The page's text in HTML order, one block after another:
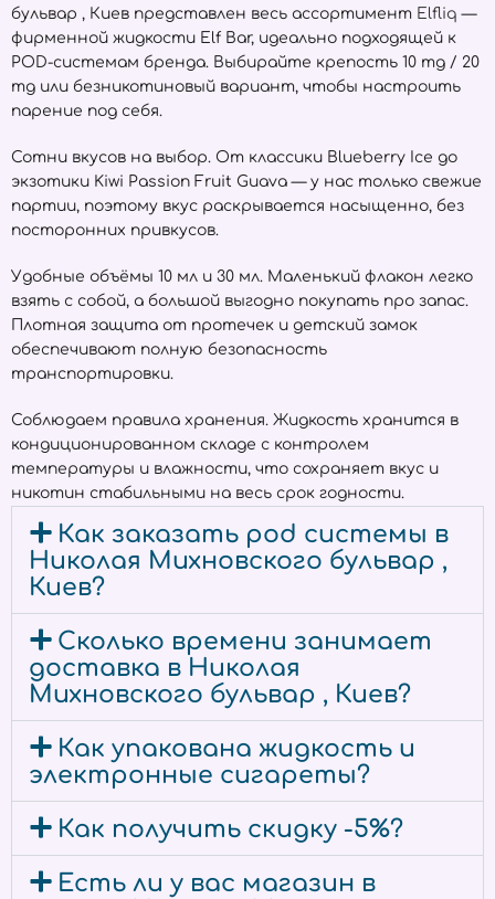
бульвар , Киев представлен весь ассортимент Elfliq —
фирменной жидкости Elf Bar, идеально подходящей к
POD-системам бренда. Выбирайте крепость 10 mg / 20
mg или безникотиновый вариант, чтобы настроить
парение под себя.
Сотни вкусов на выбор. От классики Blueberry Ice до
экзотики Kiwi Passion Fruit Guava — у нас только свежие
партии, поэтому вкус раскрывается насыщенно, без
посторонних привкусов.
Удобные объёмы 10 мл и 30 мл. Маленький флакон легко
взять с собой, а большой выгодно покупать про запас.
Плотная защита от протечек и детский замок
обеспечивают полную безопасность
транспортировки.
Соблюдаем правила хранения. Жидкость хранится в
кондиционированном складе с контролем
температуры и влажности, что сохраняет вкус и
никотин стабильными на весь срок годности.
Как заказать pod системы в
Николая Михновского бульвар ,
Киев?
Сколько времени занимает
доставка в Николая
Михновского бульвар , Киев?
Как упакована жидкость и
электронные сигареты?
Как получить скидку -5%?
Есть ли у вас магазин в